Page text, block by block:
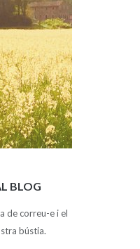
BLOG
de correu-e i el
bústia.